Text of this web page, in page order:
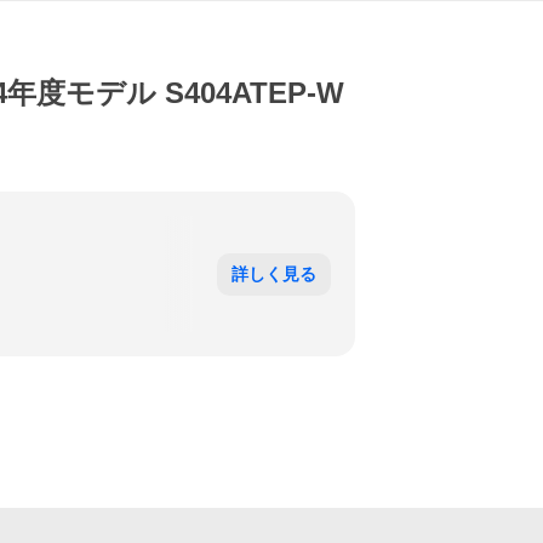
度モデル S404ATEP-W
詳しく見る